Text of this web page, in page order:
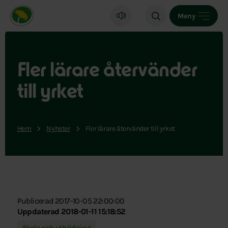
Miljöpartiet de gröna, startsida
Meny
Fler lärare återvänder
till yrket
Hem Nyheter Fler lärare återvänder till yrket
Publicerad 2017-10-05 22:00:00
Uppdaterad 2018-01-11 15:18:52